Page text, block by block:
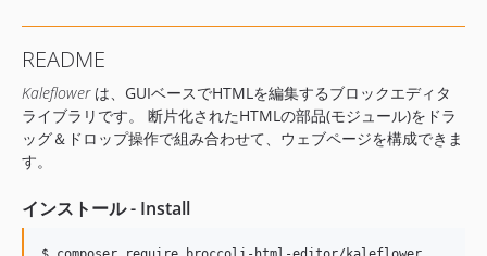
README
Kaleflowerは、GUIベースでHTMLを編集するブロックエディタ
ライブラリです。 断片化されたHTMLの部品(モジュール)をドラ
ッグ＆ドロップ操作で組み合わせて、ウェブページを構成できま
す。
インストール - Install